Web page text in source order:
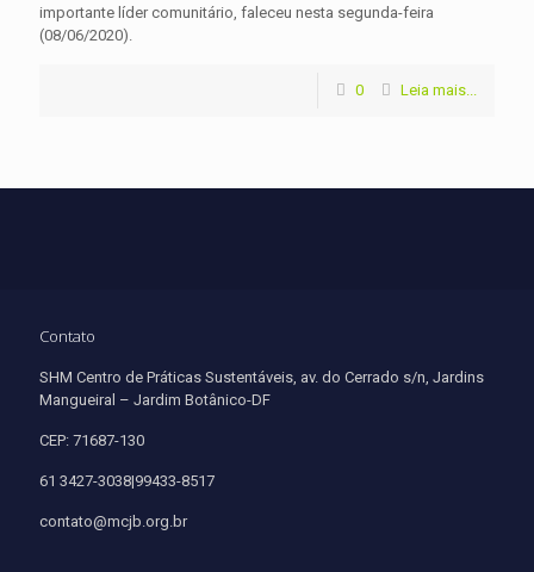
importante líder comunitário, faleceu nesta segunda-feira
(08/06/2020).
0 Leia mais...
Contato
SHM Centro de Práticas Sustentáveis, av. do Cerrado s/n, Jardins
Mangueiral – Jardim Botânico-DF
CEP: 71687-130
61 3427-3038|99433-8517
contato@mcjb.org.br